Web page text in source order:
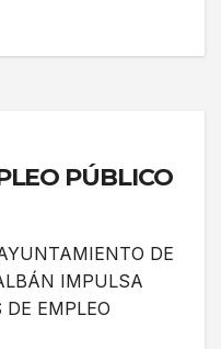
PÚBLICO
DE
IMPULSA
EMPLEO